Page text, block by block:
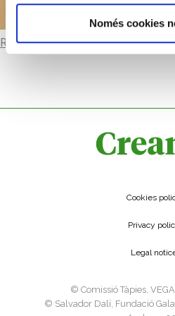
Només cookies
Read more
Cookies
Privacy
Legal
©️ Comissió Tàpies,
©️ Salvador Dalí, Fundació